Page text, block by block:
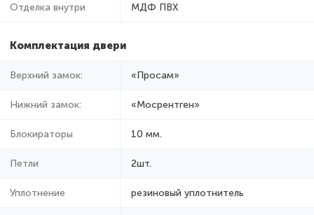
Отделка внутри МДФ ПВХ
Комплектация двери
Верхний замок: «Просам»
Нижний замок: «Мосрентген»
Блокираторы 10 мм.
Петли 2шт.
Уплотнение резиновый уплотнитель